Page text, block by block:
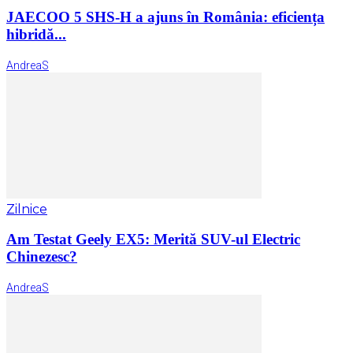
JAECOO 5 SHS-H a ajuns în România: eficiența
hibridă...
AndreaS
Zilnice
Am Testat Geely EX5: Merită SUV-ul Electric
Chinezesc?
AndreaS